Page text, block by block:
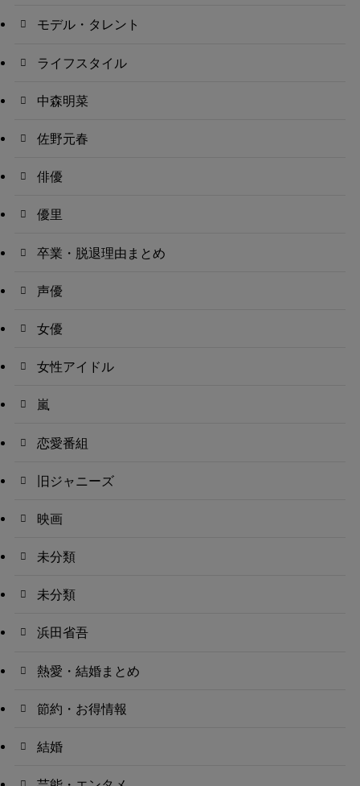
モデル・タレント
ライフスタイル
中森明菜
佐野元春
俳優
優里
卒業・脱退理由まとめ
声優
女優
女性アイドル
嵐
恋愛番組
旧ジャニーズ
映画
未分類
未分類
浜田省吾
熱愛・結婚まとめ
節約・お得情報
結婚